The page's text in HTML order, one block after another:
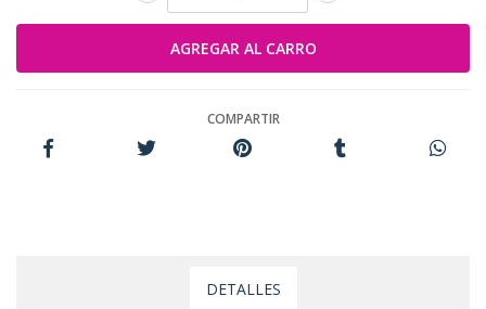
COMPARTIR
DETALLES